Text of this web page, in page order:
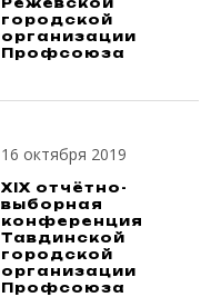
городской
организации
Профсоюза
16 октября 2019
XIX отчётно-
выборная
конференция
Тавдинской
городской
организации
Профсоюза